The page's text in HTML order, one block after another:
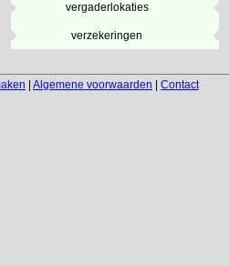
vergaderlokaties
verzekeringen
Algemene voorwaarden Contact